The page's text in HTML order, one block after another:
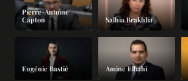
Pierre-Antoine
Capton
Salhia Brakhlia
Eugénie Bastié Amine Elbahi